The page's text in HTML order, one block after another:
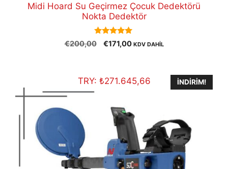
Midi Hoard Su Geçirmez Çocuk Dedektörü
Nokta Dedektör
5.00
out of 5
€200,00
Orijinal
€171,00Şu
€171,00.
KDV DAHİL
TRY: ₺271.645,66 İNDIRIM!